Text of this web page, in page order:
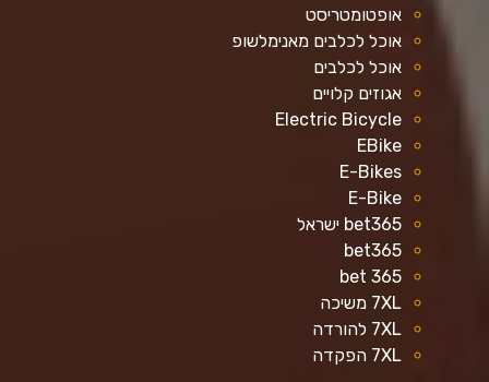
אופטומטריסט
אוכל לכלבים מאנימלשופ
אוכל לכלבים
אגוזים קלויים
Electric Bicycle
EBike
E-Bikes
E-Bike
bet365 ישראל
bet365
bet 365
7XL משיכה
7XL להורדה
7XL הפקדה